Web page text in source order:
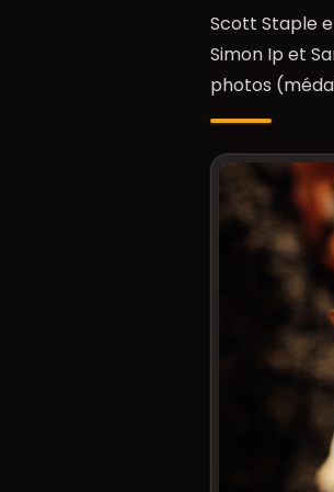
Scott Staple
Simon Ip et
photos